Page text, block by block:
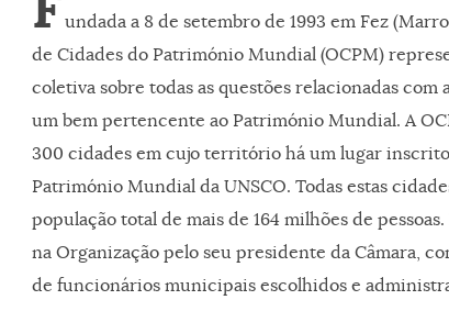
Fundada a 8 de setembro de 1993 em Fez
de Cidades do Património Mundial (OCPM)
coletiva sobre todas as questões relacionadas com
um bem pertencente ao Património Mundial. A
300 cidades em cujo território há um lugar
Património Mundial da UNSCO. Todas estas
população total de mais de 164 milhões de
na Organização pelo seu presidente da Câmara,
de funcionários municipais escolhidos e